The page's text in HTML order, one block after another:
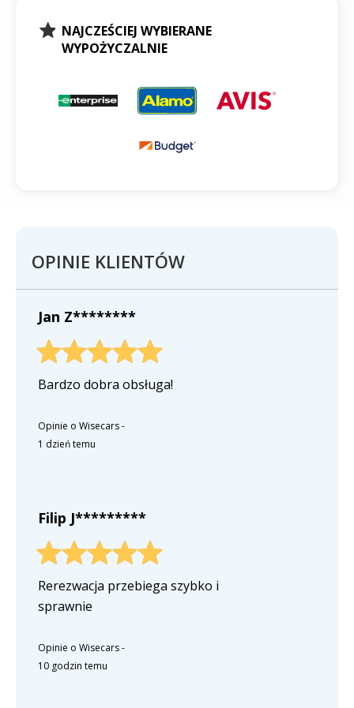
NAJCZEŚCIEJ WYBIERANE
WYPOŻYCZALNIE
OPINIE KLIENTÓW
Jan Z********
Bardzo dobra obsługa!
Opinie o Wisecars-
1 dzień temu
Filip J*********
Rerezwacja przebiega szybko i
sprawnie
Opinie o Wisecars-
10 godzin temu